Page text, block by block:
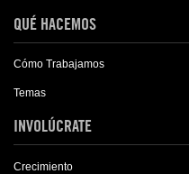
QUÉ HACEMOS
Cómo Trabajamos
Temas
INVOLÚCRATE
Crecimiento